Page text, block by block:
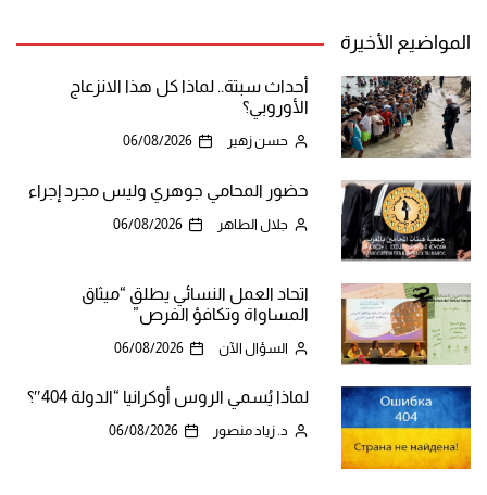
المواضيع الأخيرة
أحداث سبتة.. لماذا كل هذا الانزعاج
الأوروبي؟
حسن زهير 06/08/2026
حضور المحامي جوهري وليس مجرد إجراء
جلال الطاهر 06/08/2026
اتحاد العمل النسائي يطلق “ميثاق
المساواة وتكافؤ الفرص”
السؤال الآن 06/08/2026
لماذا يُسمي الروس أوكرانيا “الدولة 404″؟
د. زياد منصور 06/08/2026